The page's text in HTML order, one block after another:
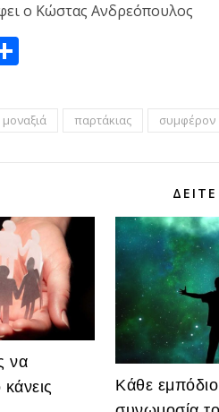
ο Κώστας Ανδρεόπουλος
μοναξιά παρτάκιας συμφέρον
να
Κάθε